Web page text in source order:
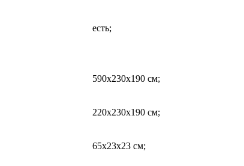
есть;
590x230x190 см;
220x230x190 см;
65x23x23 см;